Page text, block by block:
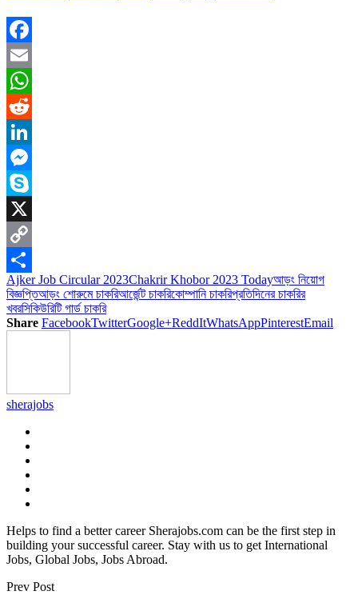
Facebook
Email
WhatsApp
Reddit
LinkedIn
Messenger
Skype
X
Copy
Link
Share
Ajker Job Circular 2023Chakrir Khobor 2023 Todayআড়ং নিয়োগ
বিজ্ঞপ্তিআড়ং শোরুমে চাকরিআর্জেন্ট চাকরিকোম্পানি চাকরিপ্রতিদিনের চাকরির
খবরসিকিউরিটি গার্ড চাকরি
Share FacebookTwitterGoogle+ReddItWhatsAppPinterestEmail
sherajobs
Helps to find a better career Sherajobs.com can be the first step in
building your successful career. Stay with us to get International
Jobs, Global Jobs, Jobs Abroad.
Prev Post